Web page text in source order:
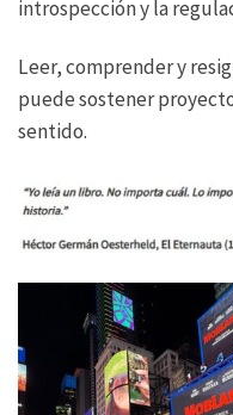
introspección y la
Leer, comprender y
puede sostener
sentido.